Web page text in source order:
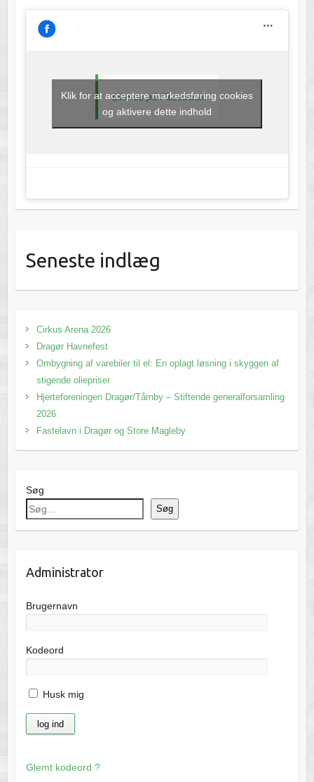
Like os på Facebook
Klik for at acceptere markedsføring cookies
og aktivere dette indhold
Seneste indlæg
Cirkus Arena 2026
Dragør Havnefest
Ombygning af varebiler til el: En oplagt løsning i skyggen af
stigende oliepriser
Hjerteforeningen Dragør/Tårnby – Stiftende generalforsamling
2026
Fastelavn i Dragør og Store Magleby
Søg
Søg
Administrator
Brugernavn
Kodeord
Husk mig
Glemt kodeord ?